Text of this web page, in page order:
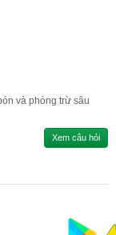
và phòng trừ sâu
Xem câu hỏi